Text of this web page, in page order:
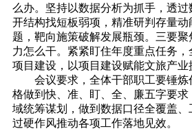
么办。坚持以数据分析为抓手，透过
开结构找短板弱项，精准研判存量动
题，靶向施策破解发展瓶颈。三要
力怎么干。紧紧盯住年度重点任务
项目建设，以项目建设赋能文旅产业
会议要求，全体干部职工要锤
格做到快、准、盯、全、廉五字要
域统筹谋划，做到数据口径全覆盖、
过硬作风推动各项工作落地见效。